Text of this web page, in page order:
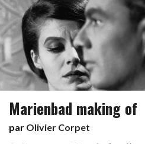
Marienbad making of
par Olivier Corpet